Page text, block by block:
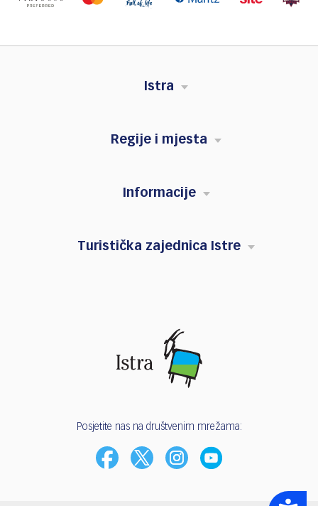
Accessibility
Istra
Regije i mjesta
Informacije
Turistička zajednica Istre
Posjetite nas na društvenim mrežama: